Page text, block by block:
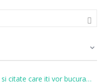
Imagini cu flori si citate care iti vor bucura sufletul